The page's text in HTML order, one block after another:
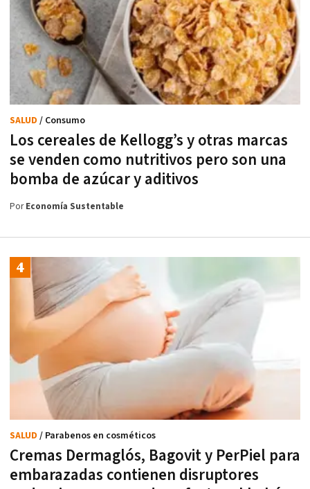
Los cereales de Kellogg’s y otras marcas
se venden como nutritivos pero son una
bomba de azúcar y aditivos
SALUD / Consumo
PorEconomía Sustentable
Cremas Dermaglós, Bagovit y PerPiel para
embarazadas contienen disruptores
SALUD / Parabenos en cosméticos